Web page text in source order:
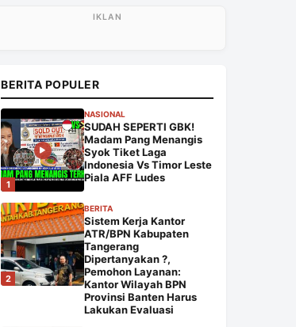
BERITA POPULER
1
NASIONAL
SUDAH SEPERTI GBK!
Madam Pang Menangis
Syok Tiket Laga
Indonesia Vs Timor Leste
Piala AFF Ludes
2
BERITA
Sistem Kerja Kantor
ATR/BPN Kabupaten
Tangerang
Dipertanyakan ?,
Pemohon Layanan:
Kantor Wilayah BPN
Provinsi Banten Harus
Lakukan Evaluasi